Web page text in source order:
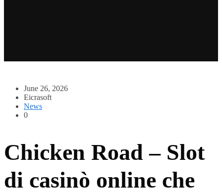
June 26, 2026
Eicrasoft
News
0
Chicken Road – Slot
di casinò online che